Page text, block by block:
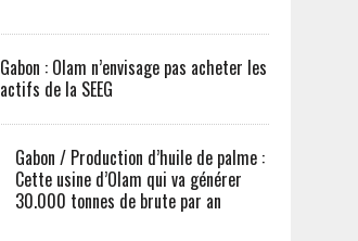
Gabon : Olam n’envisage pas acheter les
actifs de la SEEG
Gabon / Production d’huile de palme :
Cette usine d’Olam qui va générer
30.000 tonnes de brute par an